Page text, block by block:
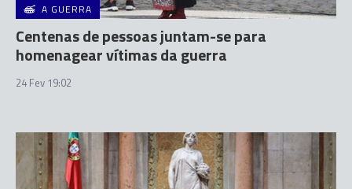
A GUERRA
Centenas de pessoas juntam-se para
homenagear vítimas da guerra
24 Fev 19:02